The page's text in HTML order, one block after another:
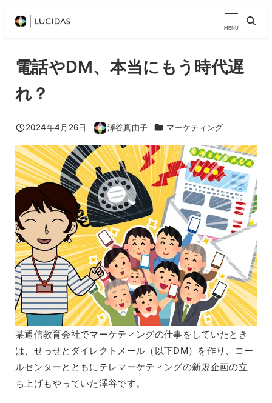
MENU
電話やDM、本当にもう時代遅
れ？
投稿日
2024年4月26日
著
者
澤谷真由子 カテゴリー
マーケティング
某通信教育会社でマーケティングの仕事をしていたとき
は、せっせとダイレクトメール（以下DM）を作り、コー
ルセンターとともにテレマーケティングの新規企画の立
ち上げもやっていた澤谷です。